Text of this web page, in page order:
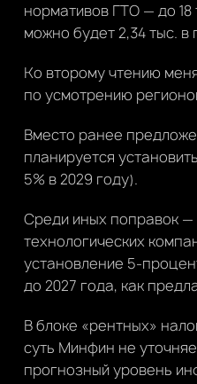
нормативов ГТО — до 18
можно будет 2,34 тыс. в
Ко второму чтению
по усмотрению
Вместо ранее
планируется
5% в 2029 году).
Среди иных поправок —
технологических
установление 5-
до 2027 года, как
В блоке «рентных»
суть Минфин не
прогнозный уровень